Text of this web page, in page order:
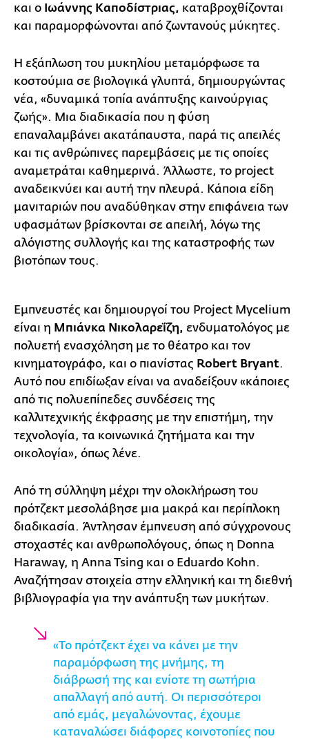
και ο Ιωάννης Καποδίστριας, καταβροχθίζονται
και παραμορφώνονται από ζωντανούς μύκητες.
Η εξάπλωση του μυκηλίου μεταμόρφωσε τα
κοστούμια σε βιολογικά γλυπτά, δημιουργώντας
νέα, «δυναμικά τοπία ανάπτυξης καινούργιας
ζωής». Μια διαδικασία που η φύση
επαναλαμβάνει ακατάπαυστα, παρά τις απειλές
και τις ανθρώπινες παρεμβάσεις με τις οποίες
αναμετράται καθημερινά. Άλλωστε, το project
αναδεικνύει και αυτή την πλευρά. Κάποια είδη
μανιταριών που αναδύθηκαν στην επιφάνεια των
υφασμάτων βρίσκονται σε απειλή, λόγω της
αλόγιστης συλλογής και της καταστροφής των
βιοτόπων τους.
Εμπνευστές και δημιουργοί του Project Mycelium
είναι η Μπιάνκα Νικολαρεΐζη, ενδυματολόγος με
πολυετή ενασχόληση με το θέατρο και τον
κινηματογράφο, και ο πιανίστας Robert Bryant.
Αυτό που επιδίωξαν είναι να αναδείξουν «κάποιες
από τις πολυεπίπεδες συνδέσεις της
καλλιτεχνικής έκφρασης με την επιστήμη, την
τεχνολογία, τα κοινωνικά ζητήματα και την
οικολογία», όπως λένε.
Από τη σύλληψη μέχρι την ολοκλήρωση του
πρότζεκτ μεσολάβησε μια μακρά και περίπλοκη
διαδικασία. Άντλησαν έμπνευση από σύγχρονους
στοχαστές και ανθρωπολόγους, όπως η Donna
Haraway, η Anna Tsing και ο Eduardo Kohn.
Αναζήτησαν στοιχεία στην ελληνική και τη διεθνή
βιβλιογραφία για την ανάπτυξη των μυκήτων.
«Το πρότζεκτ έχει να κάνει με την
παραμόρφωση της μνήμης, τη
διάβρωσή της και ενίοτε τη σωτήρια
απαλλαγή από αυτή. Οι περισσότεροι
από εμάς, μεγαλώνοντας, έχουμε
καταναλώσει διάφορες κοινοτοπίες που